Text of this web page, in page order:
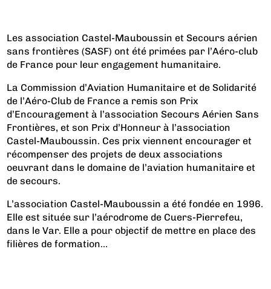
Les association Castel-Mauboussin et Secours aérien
sans frontières (SASF) ont été primées par l’Aéro-club
de France pour leur engagement humanitaire.
La Commission d’Aviation Humanitaire et de Solidarité
de l’Aéro-Club de France a remis son Prix
d’Encouragement à l’association Secours Aérien Sans
Frontières, et son Prix d’Honneur à l’association
Castel-Mauboussin. Ces prix viennent encourager et
récompenser des projets de deux associations
oeuvrant dans le domaine de l’aviation humanitaire et
de secours.
L’association Castel-Mauboussin a été fondée en 1996.
Elle est située sur l’aérodrome de Cuers-Pierrefeu,
dans le Var. Elle a pour objectif de mettre en place des
filières de formation...